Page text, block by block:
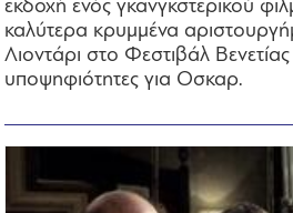
εκδοχή ενός γκανγκστερικού
καλύτερα κρυμμένα
Λιοντάρι στο Φεστιβάλ Βενετίας
υποψηφιότητες για Οσκαρ.